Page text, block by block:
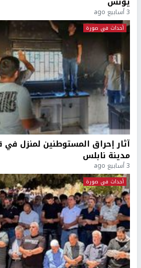
3 أسابيع ago
أحداث في صورة
آثار إحراق المستوطنين لمنزل
مدينة نابلس
3 أسابيع ago
أحداث في صورة